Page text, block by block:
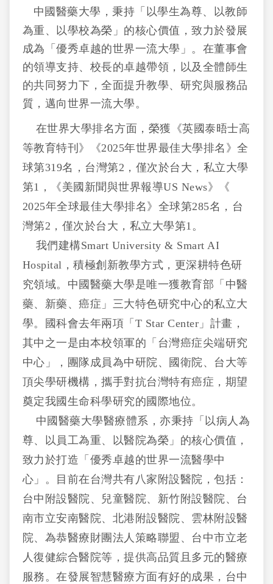
中國醫藥大學，秉持「以學生為尊、以教師
為重、以學校為榮」的核心價值，致力於發展
成為「優秀卓越的世界一流大學」。在董事會
的領導支持、校長的卓越帶領，以及全體師生
的共同努力下，全面提升教學、研究與服務品
質，邁向世界一流大學。
在世界大學排名方面，榮獲《英國泰晤士高
等教育特刊》《2025年世界最佳大學排名》全
球第319名，台灣第2，僅次於台大，私立大學
第1，《美國新聞與世界報導US News》《
2025年全球最佳大學排名》全球第285名，台
灣第2，僅次於台大，私立大學第1。
我們建構Smart University & Smart AI
Hospital，積極創新教學方式，更深耕特色研
究領域。中國醫藥大學是唯一獲教育部「中醫
藥、新藥、癌症」三大特色研究中心的私立大
學。國科會去年兩項「T Star Center」計畫，
其中之一是由本校領軍的「台灣癌症尖端研究
中心」，團隊成員為中研院、國衛院、台大等
頂尖學研機構，攜手對抗台灣特有癌症，期望
奠定我國生命科學研究的國際地位。
中國醫藥大學醫療體系，亦秉持「以病人為
尊、以員工為重、以醫院為榮」的核心價值，
致力於打造「優秀卓越的世界一流醫學中
心」。目前在台灣共有八家附設醫院，包括：
台中附設醫院、兒童醫院、新竹附設醫院、台
南市立安南醫院、北港附設醫院、雲林附設醫
院、為恭醫療財團法人策略聯盟、台中市立老
人復健綜合醫院等，提供高品質且多元的醫療
服務。在發展智慧醫療方面有好的成果，台中